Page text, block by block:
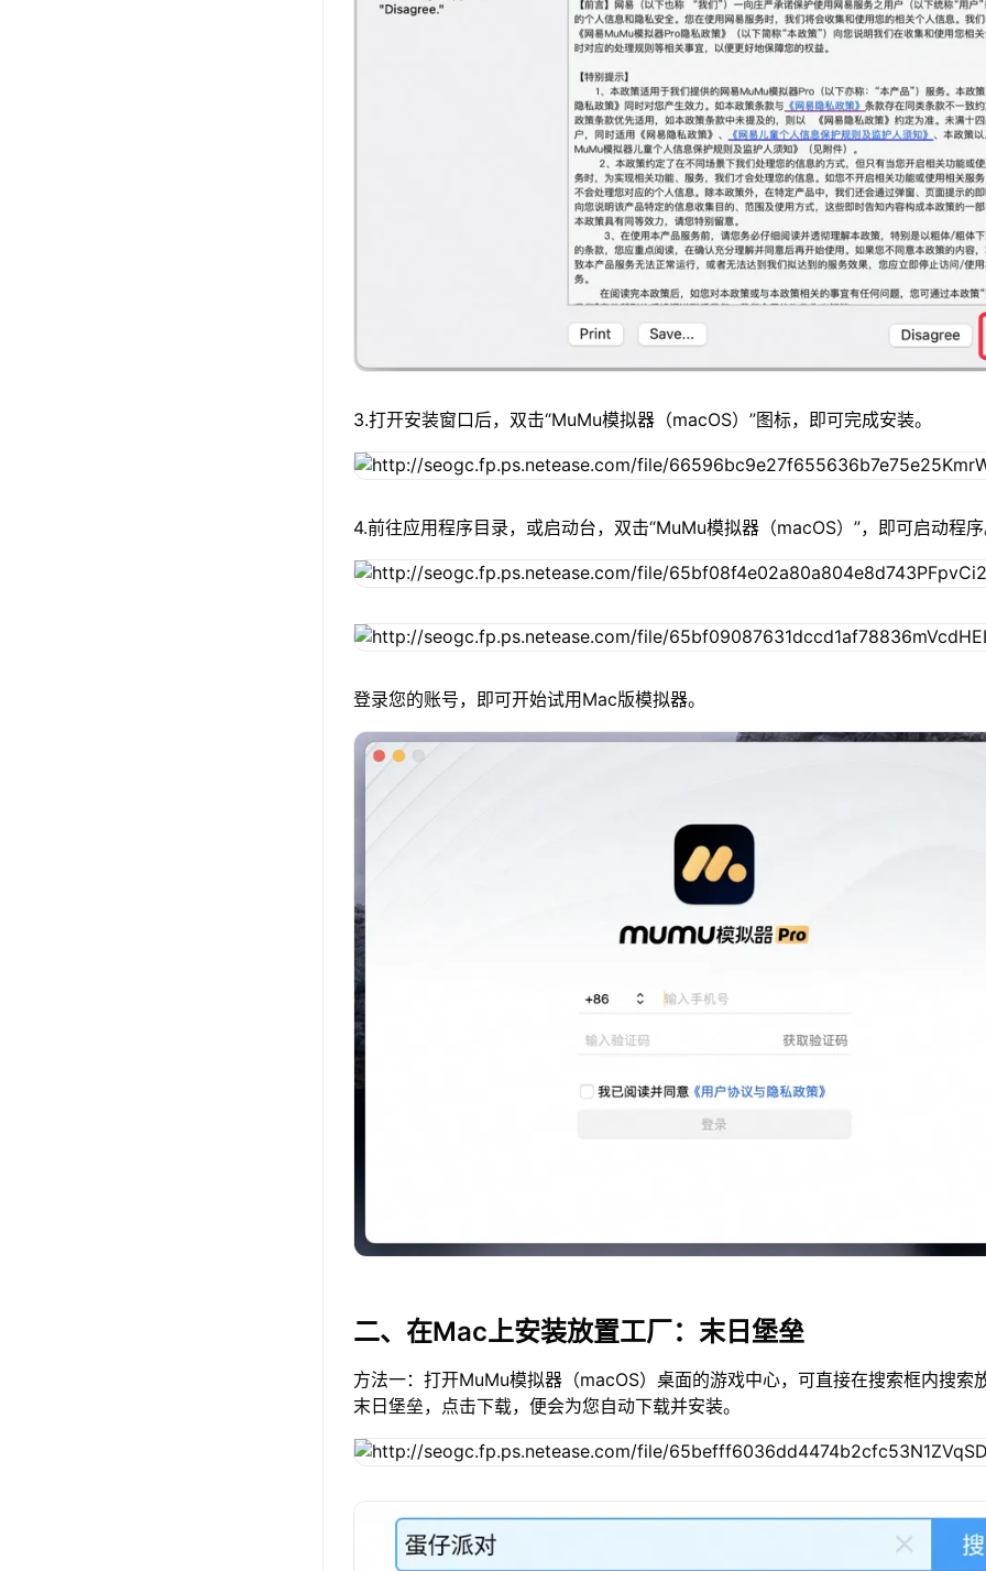
3.打开安装窗口后，双击“MuMu模拟器（macOS）”图标，即可完成安装。
4.前往应用程序目录，或启动台，双击“MuMu模拟器（macOS）”，即可启动程
登录您的账号，即可开始试用Mac版模拟器。
二、在Mac上安装放置工厂：末日堡垒
方法一：打开MuMu模拟器（macOS）桌面的游戏中心，可直接在搜索框内搜索
末日堡垒，点击下载，便会为您自动下载并安装。